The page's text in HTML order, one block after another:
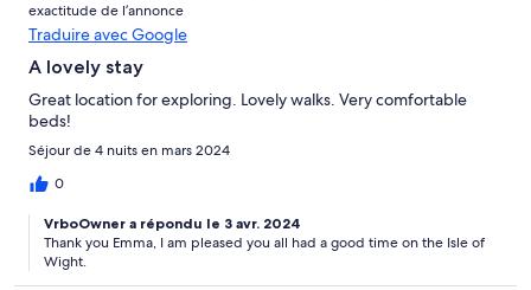
exactitude de l’annonce
Traduire avec Google
A lovely stay
Great location for exploring. Lovely walks. Very comfortable
beds!
Séjour de 4 nuits en mars 2024
0
VrboOwner a répondu le 3 avr. 2024
Thank you Emma, I am pleased you all had a good time on the Isle of
Wight.